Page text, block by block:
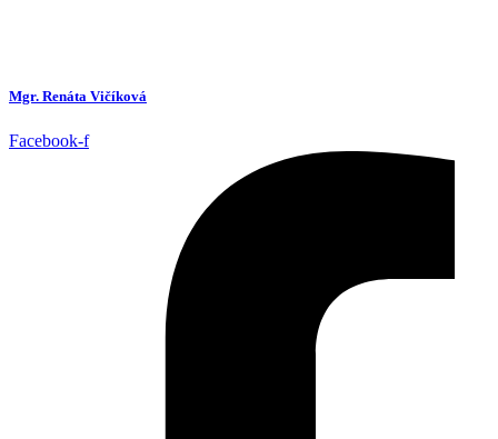
Mgr. Renáta Vičíková
Facebook-f